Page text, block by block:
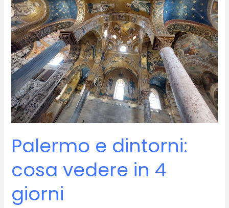
Palermo e dintorni:
cosa vedere in 4
giorni